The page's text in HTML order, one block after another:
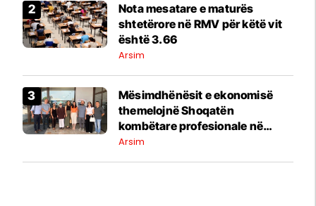
Nota mesatare e maturës
shtetërore në RMV për këtë vit
është 3.66
Arsim
Mësimdhënësit e ekonomisë
themelojnë Shoqatën
kombëtare profesionale në
Maqedoninë e Veriut
Arsim